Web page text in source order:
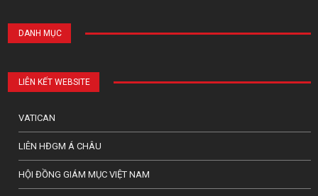
DANH MỤC
LIÊN KẾT WEBSITE
VATICAN
LIÊN HĐGM Á CHÂU
HỘI ĐỒNG GIÁM MỤC VIỆT NAM